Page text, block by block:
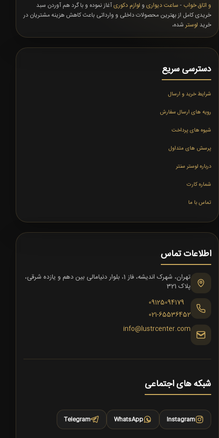
و اتاق خواب - ساعت دیواری و لوازم دکوریآغاز نموده و با گرد هم آوردن سبد
خریدی کامل از بهترین محصولات داخلی و وارداتی باعث کاهش هزینه مشتریان در
خرید لوستر شده،
دسترسی سریع
شرایط خرید و ارسال
رویه های ارسال سفارش
شیوه های پرداخت
پرسش های متداول
درباره لوستر سنتر
شماره کارت
تماس با ما
اطلاعات تماس
تهران، شهرک اندیشه، فاز 1، بلوار دنیامالی بین دهم و یازده شرقی،
پلاک 321
09125094179
021-65536452
info@lustrcenter.com
شبکه های اجتماعی
Instagram
WhatsApp
Telegram